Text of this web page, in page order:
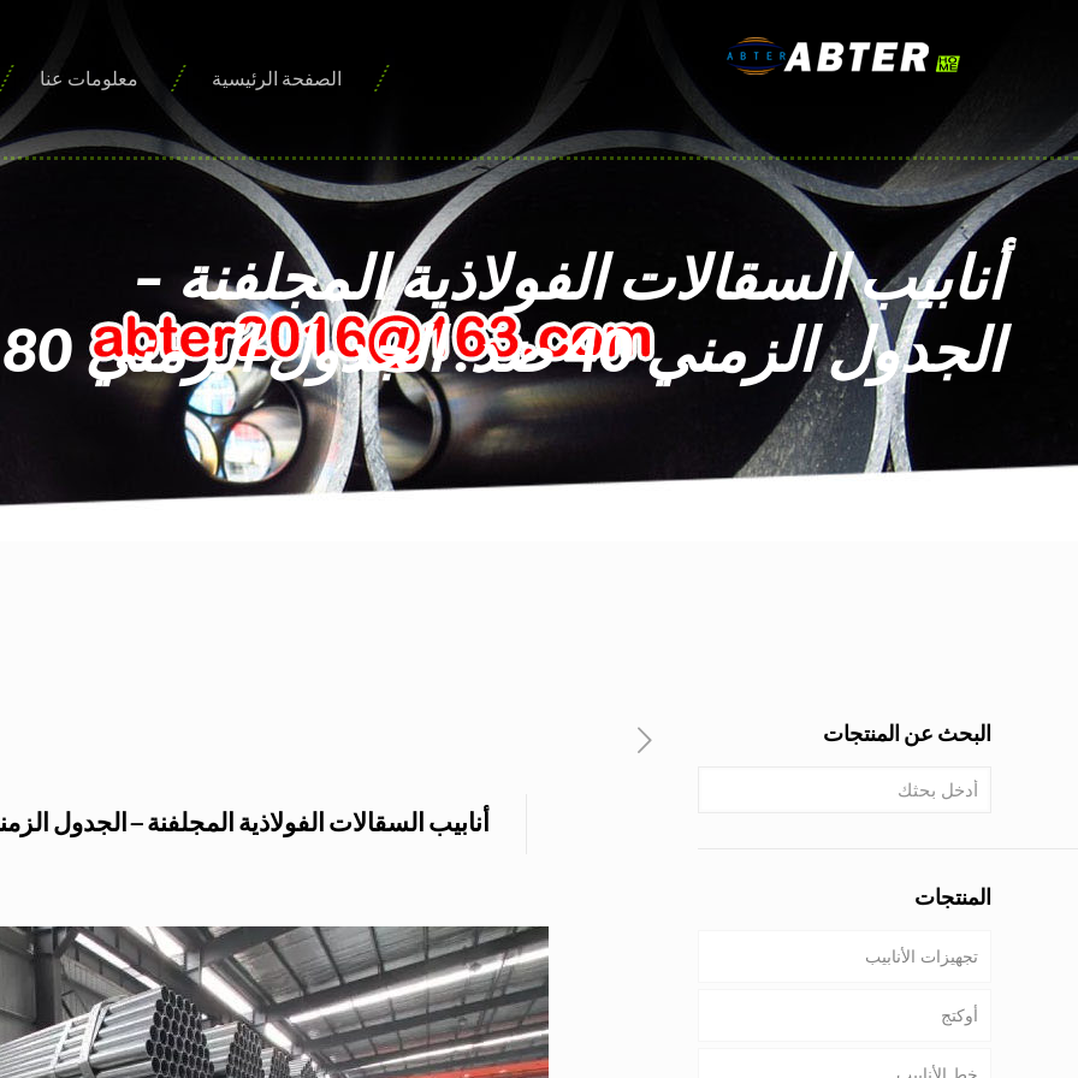
الصفحة الرئيسية معلومات عنا
أنابيب السقالات الفولاذية المجلفنة –
الجدول الزمني 40 ضد. الجدول الزمني 80
أنابيب السقالات الفولاذية المجلفنة – الجدول الزمني 40 ضد. الجدول
البحث عن المنتجات
المنتجات
تجهيزات الأنابيب
أوكتج